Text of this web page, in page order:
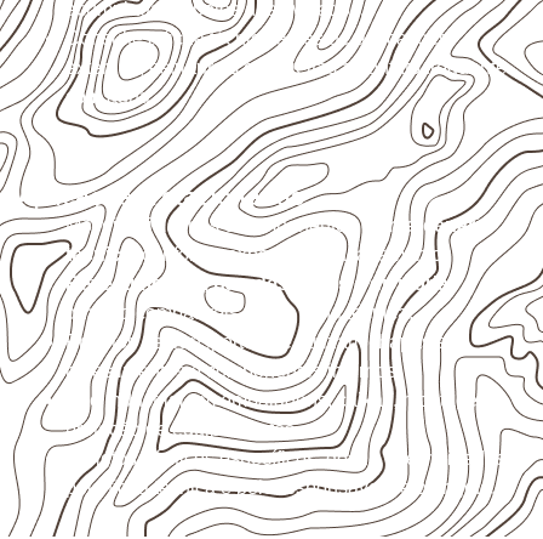
acumulada e apoios desnivelados.
Consulte a ficha técnica antes de aplicações
externas, estruturais ou sujeitas a contato frequente
com água.
Aplicações relacionadas
Móveis, divisórias e componentes de
marcenaria
técnica
, conforme exposição e acabamento.
Revestimentos, paredes, pisos e divisórias,
quando compatíveis com a ficha técnica.
Projetos de transporte que utilizam chapas em
revestimentos e componentes internos.
Uso industrial em embalagens, caixas, montagem e
proteção de equipamentos.
Projetos náuticos específicos, desde que validados
pela ficha técnica e pelo responsável pelo projeto.